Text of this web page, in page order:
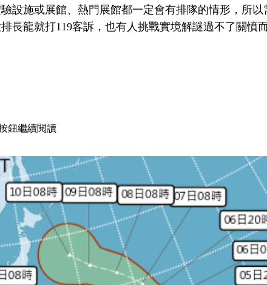
設施或展館、熱門展館都一定會有排隊的情形，所以
長龍就打119客訴，也有人挑戰實境解謎過不了關
鈕繼續閱讀